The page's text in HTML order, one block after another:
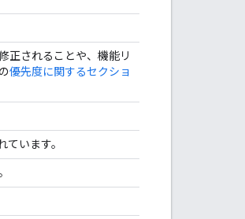
正されることや、機能リ
優先度に関するセクショ
います。